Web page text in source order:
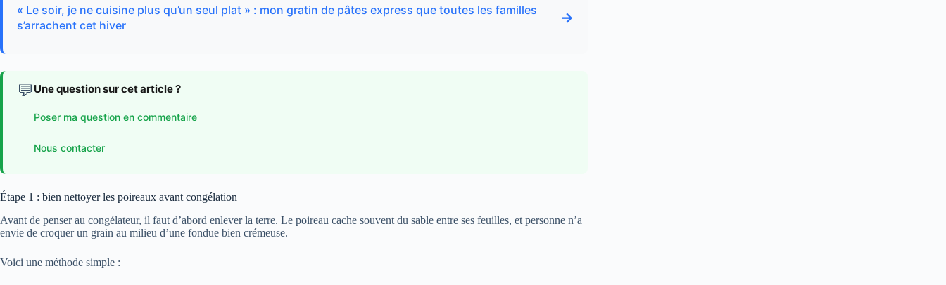
« Le soir, je ne cuisine plus qu’un seul plat » : mon gratin de pâtes express que toutes les familles
s’arrachent cet hiver
→
💬 Une question sur cet article ?
Poser ma question en commentaire
Nous contacter
Étape 1 : bien nettoyer les poireaux avant congélation
Avant de penser au congélateur, il faut d’abord enlever la terre. Le poireau cache souvent du sable entre ses feuilles, et personne n’a
envie de croquer un grain au milieu d’une fondue bien crémeuse.
Voici une méthode simple :